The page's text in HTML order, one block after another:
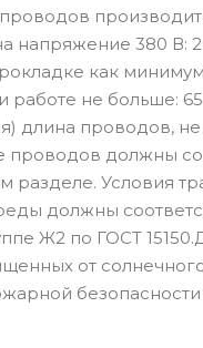
напряжение 380 В:
как
не больше:
длина проводов,
должны
Условия
должны
Ж2 по ГОСТ
от